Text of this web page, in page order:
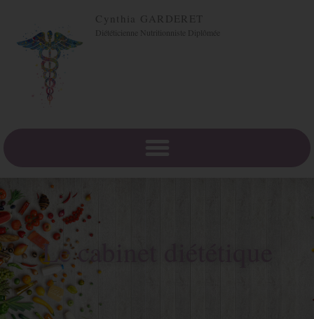
Cynthia GARDERET
Diététicienne Nutritionniste Diplômée
Le cabinet diététique